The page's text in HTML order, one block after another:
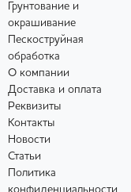
Грунтование и
окрашивание
Пескоструйная
обработка
О компании
Доставка и оплата
Реквизиты
Контакты
Новости
Статьи
Политика
конфиденциальности